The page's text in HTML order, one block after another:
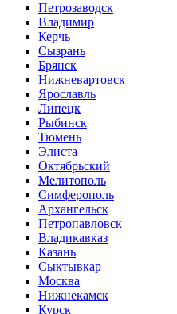
Петрозаводск
Владимир
Керчь
Сызрань
Брянск
Нижневартовск
Ярославль
Липецк
Рыбинск
Тюмень
Элиста
Октябрьский
Мелитополь
Симферополь
Архангельск
Петропавловск
Владикавказ
Казань
Сыктывкар
Москва
Нижнекамск
Курск